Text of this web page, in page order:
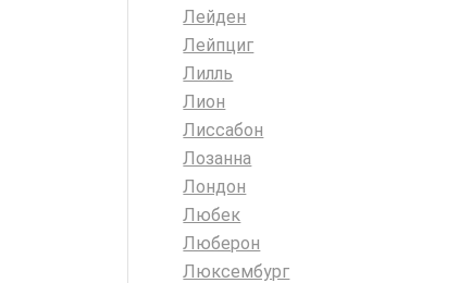
Лейден
Лейпциг
Лилль
Лион
Лиссабон
Лозанна
Лондон
Любек
Люберон
Люксембург